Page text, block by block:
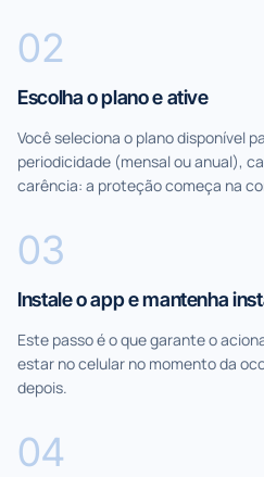
02
Escolha o plano e ative
Você seleciona o plano disponível
periodicidade (mensal ou anual),
carência: a proteção começa na
03
Instale o app e mantenha
Este passo é o que garante o
estar no celular no momento da
depois.
04